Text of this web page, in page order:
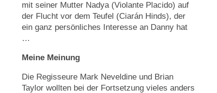
mit seiner Mutter Nadya (Violante Placido) auf
der Flucht vor dem Teufel (Ciarán Hinds), der
ein ganz persönliches Interesse an Danny hat
…
Meine Meinung
Die Regisseure Mark Neveldine und Brian
Taylor wollten bei der Fortsetzung vieles anders